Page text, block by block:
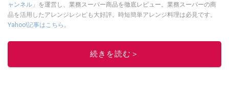
ャンネル」 を運営し、業務スーパー商品を徹底レビュー。業務スーパーの商
品を活用したアレンジレシピも大好評。時短簡単アレンジ料理は必見です。
Yahoo!記事はこちら。
このイチオシストの他の記事を読む
続きを読む＞